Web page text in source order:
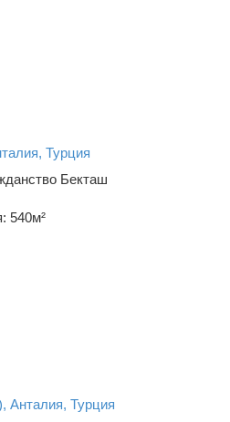
Турция
Бекташ
540м²
Анталия, Турция